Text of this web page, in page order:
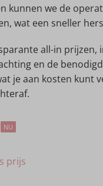
kunnen we de
wat een sneller
all-in prijzen,
en de
je aan kosten kunt
NU
prijs